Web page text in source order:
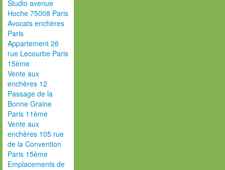
Studio avenue
Hoche 75008 Paris
Avocats enchères
Paris
Appartement 26
rue Lecourbe Paris
15ème
Vente aux
enchères 12
Passage de la
Bonne Graine
Paris 11ème
Vente aux
enchères 105 rue
de la Convention
Paris 15ème
Emplacements de